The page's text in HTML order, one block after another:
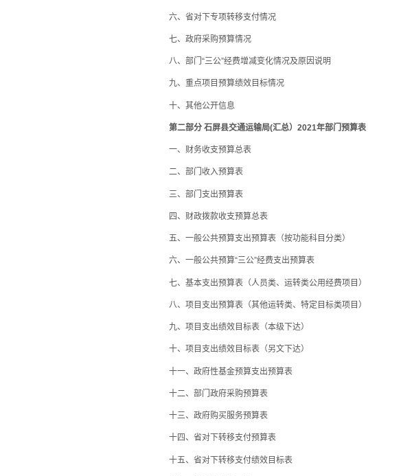
六、省对下专项转移支付情况
七、政府采购预算情况
八、部门“三公”经费增减变化情况及原因说明
九、重点项目预算绩效目标情况
十、其他公开信息
第二部分 石屏县交通运输局(汇总）2021年部门预算表
一、财务收支预算总表
二、部门收入预算表
三、部门支出预算表
四、财政拨款收支预算总表
五、一般公共预算支出预算表（按功能科目分类）
六、一般公共预算“三公”经费支出预算表
七、基本支出预算表（人员类、运转类公用经费项目）
八、项目支出预算表（其他运转类、特定目标类项目）
九、项目支出绩效目标表（本级下达）
十、项目支出绩效目标表（另文下达）
十一、政府性基金预算支出预算表
十二、部门政府采购预算表
十三、政府购买服务预算表
十四、省对下转移支付预算表
十五、省对下转移支付绩效目标表